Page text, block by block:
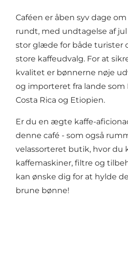
Caféen er åben syv dage
rundt, med undtagelse af jul
stor glæde for både turister
store kaffeudvalg. For at
kvalitet er bønnerne nøje
og importeret fra lande som
Costa Rica og Etiopien.
Er du en ægte kaffe-
denne café - som også
velassorteret butik, hvor du
kaffemaskiner, filtre og
kan ønske dig for at hylde
brune bønne!